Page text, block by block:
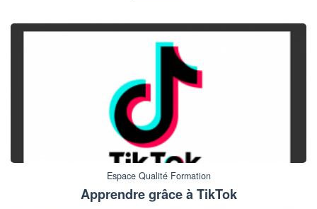
Espace Qualité Formation
Apprendre grâce à TikTok